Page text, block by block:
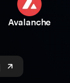
Avalanche